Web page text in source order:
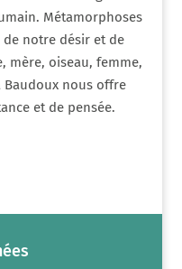
Métamorphoses
de notre désir et de
mère, oiseau, femme,
nous offre
et de pensée.